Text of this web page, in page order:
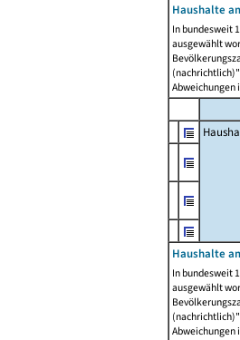
Haushalte
In bundesweit
ausgewählt
Abweichungen
Haushalte
In bundesweit
ausgewählt
Abweichungen